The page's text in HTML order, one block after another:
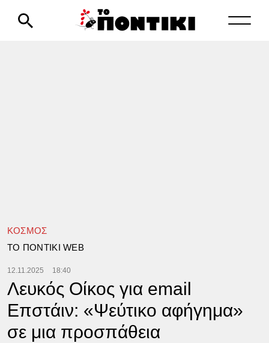
ΚΟΣΜΟΣ
TΟ ΠΟΝΤΙΚΙ WEB
12.11.2025 18:40
Λευκός Οίκος για email
Επστάιν: «Ψεύτικο αφήγημα»
σε μια προσπάθεια